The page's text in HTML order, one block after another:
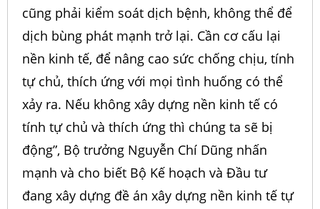
cũng phải kiểm soát dịch bệnh, không thể để
dịch bùng phát mạnh trở lại. Cần cơ cấu lại
nền kinh tế, để nâng cao sức chống chịu, tính
tự chủ, thích ứng với mọi tình huống có thể
xảy ra. Nếu không xây dựng nền kinh tế có
tính tự chủ và thích ứng thì chúng ta sẽ bị
động”, Bộ trưởng Nguyễn Chí Dũng nhấn
mạnh và cho biết Bộ Kế hoạch và Đầu tư
đang xây dựng đề án xây dựng nền kinh tế tự